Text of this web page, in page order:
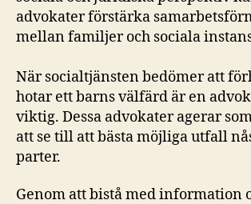
advokater förstärka
mellan familjer och sociala
När socialtjänsten bedömer att
hotar ett barns välfärd är en
viktig. Dessa advokater agerar
att se till att bästa möjliga utfall
parter.
Genom att bistå med information